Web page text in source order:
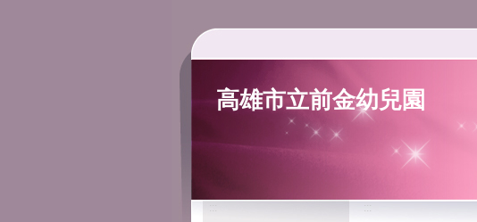
高雄市立前金幼兒園
::: :::